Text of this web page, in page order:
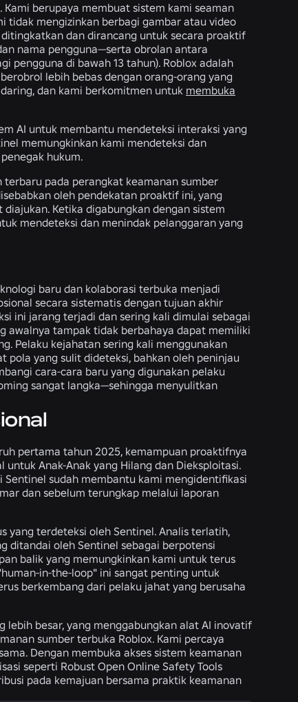
. Kami berupaya membuat sistem kami seaman
tidak mengizinkan berbagi gambar atau video
dan dirancang untuk secara proaktif
nama pengguna—serta obrolan antara
pengguna di bawah 13 tahun). Roblox adalah
lebih bebas dengan orang-orang yang
dan kami berkomitmen untuk membuka
AI untuk membantu mendeteksi interaksi yang
memungkinkan kami mendeteksi dan
hukum.
pada perangkat keamanan sumber
oleh pendekatan proaktif ini, yang
Ketika digabungkan dengan sistem
mendeteksi dan menindak pelanggaran yang
baru dan kolaborasi terbuka menjadi
secara sistematis dengan tujuan akhir
ini jarang terjadi dan sering kali dimulai sebagai
awalnya tampak tidak berbahaya dapat memiliki
Pelaku kejahatan sering kali menggunakan
pola yang sulit dideteksi, bahkan oleh peninjau
cara-cara baru yang digunakan pelaku
sangat langka—sehingga menyulitkan
pertama tahun 2025, kemampuan proaktifnya
Anak-Anak yang Hilang dan Dieksploitasi.
sudah membantu kami mengidentifikasi
dan sebelum terungkap melalui laporan
yang terdeteksi oleh Sentinel. Analis terlatih,
ditandai oleh Sentinel sebagai berpotensi
balik yang memungkinkan kami untuk terus
in-the-loop" ini sangat penting untuk
berkembang dari pelaku jahat yang berusaha
lebih besar, yang menggabungkan alat AI inovatif
sumber terbuka Roblox. Kami percaya
Dengan membuka akses sistem keamanan
seperti Robust Open Online Safety Tools
pada kemajuan bersama praktik keamanan